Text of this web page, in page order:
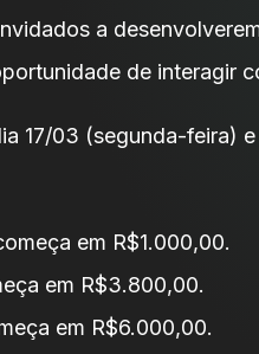
a
de interagir
17/03 (segunda-feira)
em R$1.000,00.
em R$3.800,00.
em R$6.000,00.